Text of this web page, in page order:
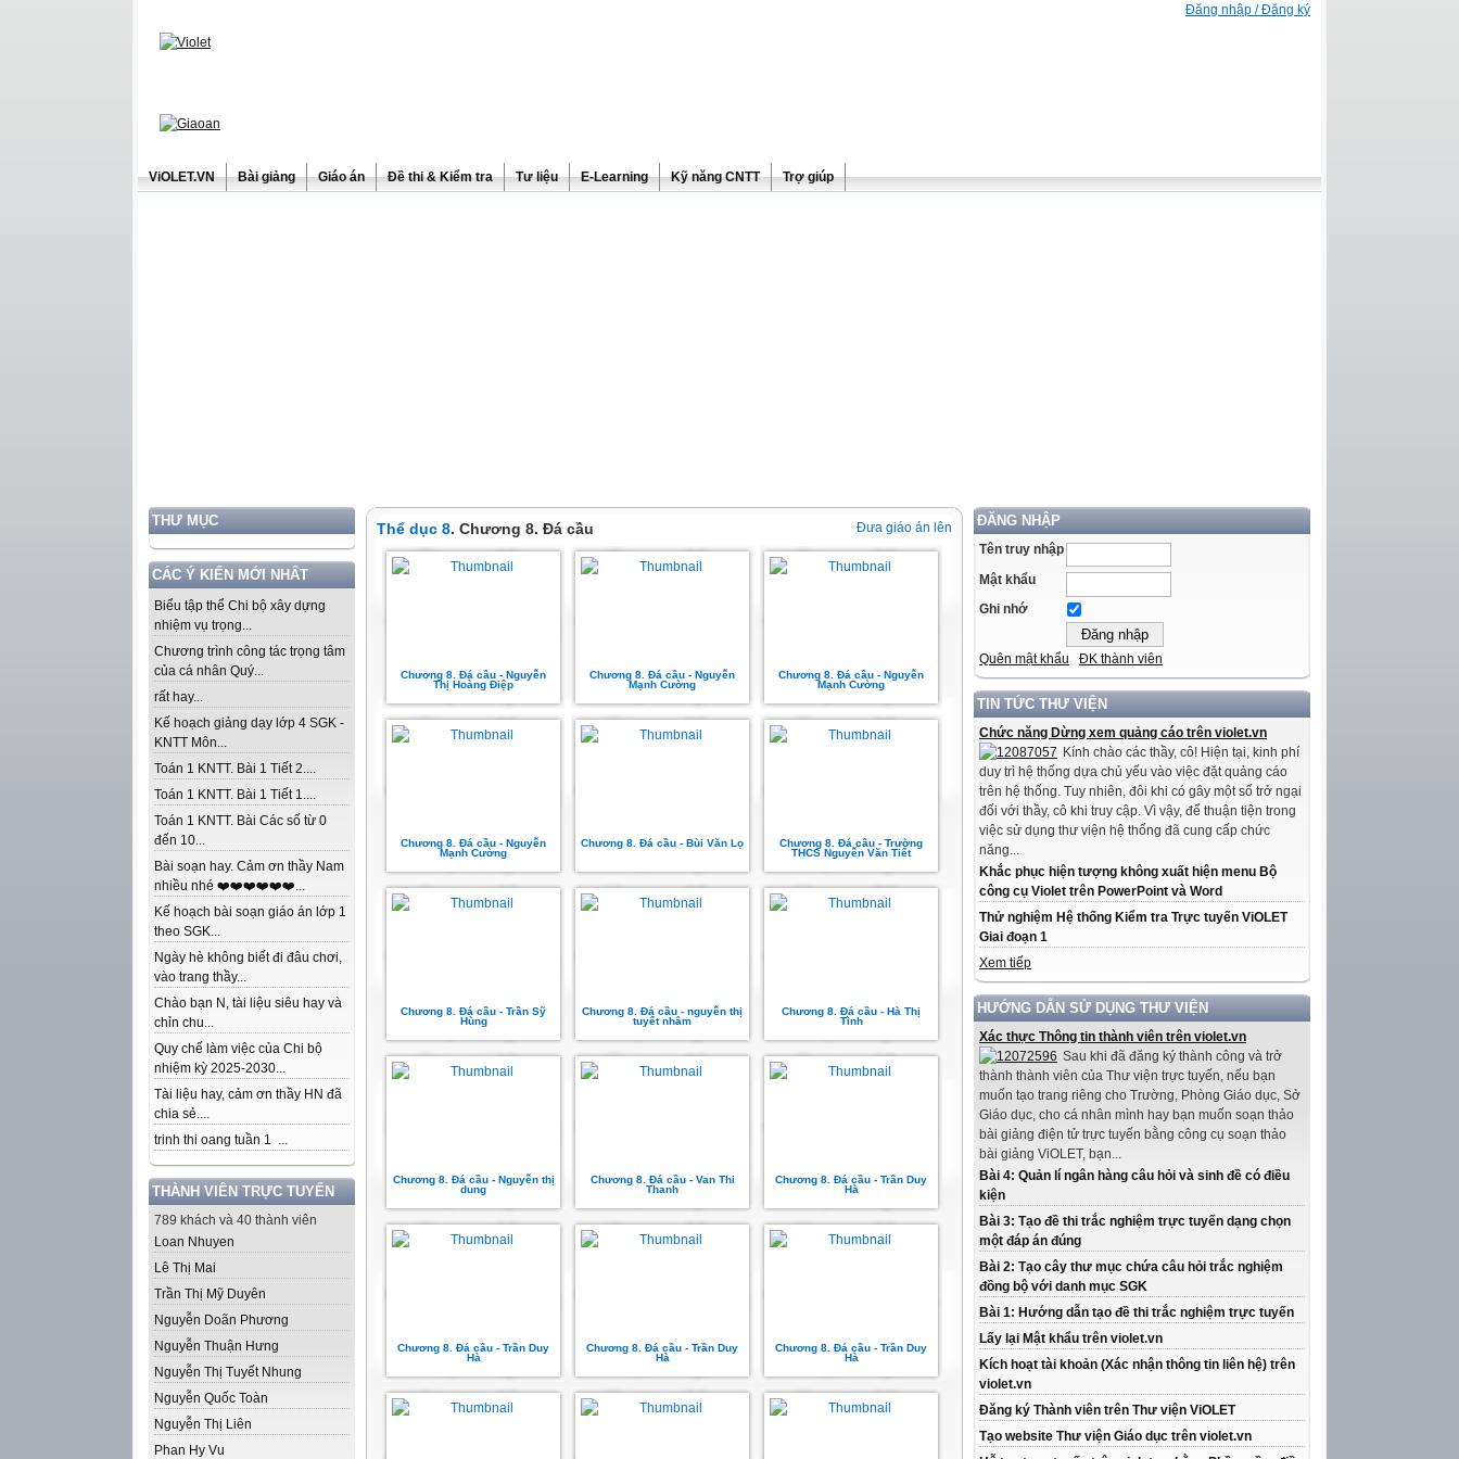
Đăng nhập / Đăng ký
ViOLET.VN Bài giảng Giáo án Đề thi & Kiểm tra Tư liệu E-Learning Kỹ năng CNTT Trợ giúp
THƯ MỤC
CÁC Ý KIẾN MỚI NHẤT
Biểu tập thể Chi bộ xây dựng
nhiệm vụ trọng...
Chương trình công tác trọng tâm
của cá nhân Quý...
rất hay...
Kế hoạch giảng dạy lớp 4 SGK -
KNTT Môn...
Toán 1 KNTT. Bài 1 Tiết 2....
Toán 1 KNTT. Bài 1 Tiết 1....
Toán 1 KNTT. Bài Các số từ 0
đến 10...
Bài soạn hay. Cảm ơn thầy Nam
nhiều nhé ❤️❤️❤️❤️❤️❤️...
Kế hoạch bài soạn giáo án lớp 1
theo SGK...
Ngày hè không biết đi đâu chơi,
vào trang thầy...
Chào bạn N, tài liệu siêu hay và
chỉn chu...
Quy chế làm việc của Chi bộ
nhiệm kỳ 2025-2030...
Tài liệu hay, cảm ơn thầy HN đã
chia sẻ....
trinh thi oang tuần 1 ...
THÀNH VIÊN TRỰC TUYẾN
789 khách và 40 thành viên
Loan Nhuyen
Lê Thị Mai
Trần Thị Mỹ Duyên
Nguyễn Doãn Phương
Nguyễn Thuận Hưng
Nguyễn Thị Tuyết Nhung
Nguyễn Quốc Toàn
Nguyễn Thị Liên
Phan Hy Vu
ĐĂNG NHẬP
Tên truy nhập
Mật khẩu
Ghi nhớ
Quên mật khẩu ĐK thành viên
TIN TỨC THƯ VIỆN
Chức năng Dừng xem quảng cáo trên violet.vn
Kính chào các thầy, cô! Hiện tại, kinh phí
duy trì hệ thống dựa chủ yếu vào việc đặt quảng cáo
trên hệ thống. Tuy nhiên, đôi khi có gây một số trở ngại
đối với thầy, cô khi truy cập. Vì vậy, để thuận tiện trong
việc sử dụng thư viện hệ thống đã cung cấp chức
năng...
Khắc phục hiện tượng không xuất hiện menu Bộ
công cụ Violet trên PowerPoint và Word
Thử nghiệm Hệ thống Kiểm tra Trực tuyến ViOLET
Giai đoạn 1
Xem tiếp
HƯỚNG DẪN SỬ DỤNG THƯ VIỆN
Xác thực Thông tin thành viên trên violet.vn
Sau khi đã đăng ký thành công và trở
thành thành viên của Thư viện trực tuyến, nếu bạn
muốn tạo trang riêng cho Trường, Phòng Giáo dục, Sở
Giáo dục, cho cá nhân mình hay bạn muốn soạn thảo
bài giảng điện tử trực tuyến bằng công cụ soạn thảo
bài giảng ViOLET, bạn...
Bài 4: Quản lí ngân hàng câu hỏi và sinh đề có điều
kiện
Bài 3: Tạo đề thi trắc nghiệm trực tuyến dạng chọn
một đáp án đúng
Bài 2: Tạo cây thư mục chứa câu hỏi trắc nghiệm
đồng bộ với danh mục SGK
Bài 1: Hướng dẫn tạo đề thi trắc nghiệm trực tuyến
Lấy lại Mật khẩu trên violet.vn
Kích hoạt tài khoản (Xác nhận thông tin liên hệ) trên
violet.vn
Đăng ký Thành viên trên Thư viện ViOLET
Tạo website Thư viện Giáo dục trên violet.vn
Đưa giáo án lên
Thể dục 8. Chương 8. Đá cầu
Chương 8. Đá cầu - Nguyễn
Thị Hoàng Điệp
Chương 8. Đá cầu - Nguyễn
Mạnh Cường
Chương 8. Đá cầu - Nguyễn
Mạnh Cường
Chương 8. Đá cầu - Nguyễn
Mạnh Cường
Chương 8. Đá cầu - Bùi Văn Lọ
Chương 8. Đá cầu - Trường
THCS Nguyễn Văn Tiết
Chương 8. Đá cầu - Trần Sỹ
Hùng
Chương 8. Đá cầu - nguyễn thị
tuyết nhâm
Chương 8. Đá cầu - Hà Thị
Tình
Chương 8. Đá cầu - Nguyễn thị
dung
Chương 8. Đá cầu - Van Thi
Thanh
Chương 8. Đá cầu - Trần Duy
Hà
Chương 8. Đá cầu - Trần Duy
Hà
Chương 8. Đá cầu - Trần Duy
Hà
Chương 8. Đá cầu - Trần Duy
Hà